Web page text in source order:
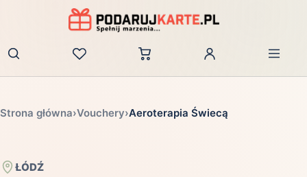
Zaloguj
Strona główna›Vouchery›Aeroterapia Świecą
ŁÓDŹ